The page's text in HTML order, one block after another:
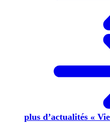
plus d’actualités «